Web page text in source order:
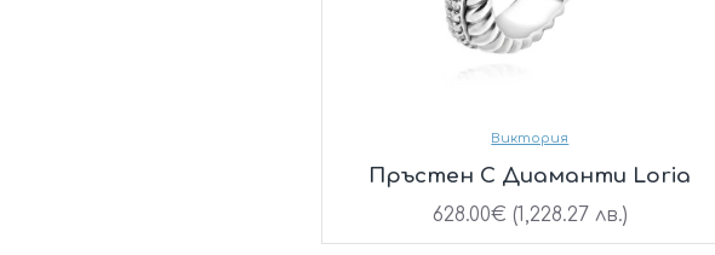
Виктория
Пръстен С Диаманти Loria
628.00€ (1,228.27 лв.)